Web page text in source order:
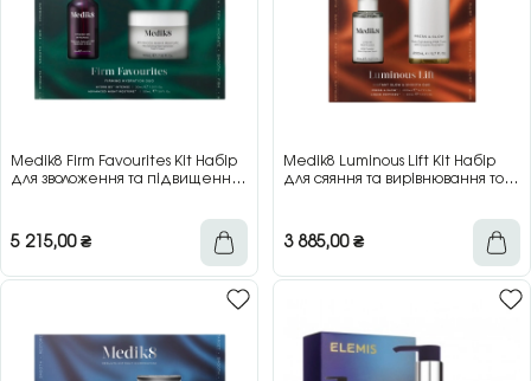
Medik8 Firm Favourites Kit Набір
для зволоження та підвищення
5 215,00₴
Medik8 Luminous Lift Kit Набір
для сяяння та вирівнювання тону
3 885,00₴